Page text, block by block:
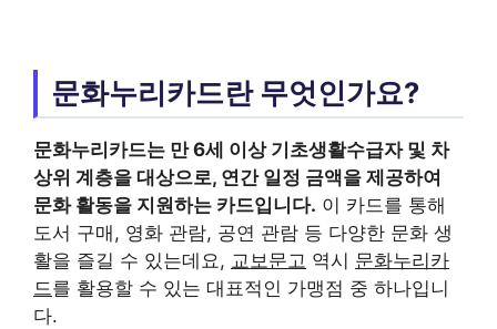
문화누리카드란 무엇인가요?
문화누리카드는 만 6세 이상 기초생활수급자 및 차
상위 계층을 대상으로, 연간 일정 금액을 제공하여
문화 활동을 지원하는 카드입니다. 이 카드를 통해
도서 구매, 영화 관람, 공연 관람 등 다양한 문화 생
활을 즐길 수 있는데요, 교보문고 역시 문화누리카
드를 활용할 수 있는 대표적인 가맹점 중 하나입니
다.